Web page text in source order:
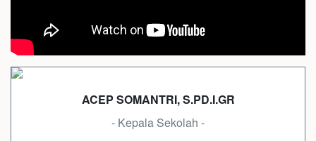
ACEP SOMANTRI, S.PD.I.GR
- Kepala Sekolah -